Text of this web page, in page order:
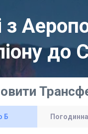
з
до
Б